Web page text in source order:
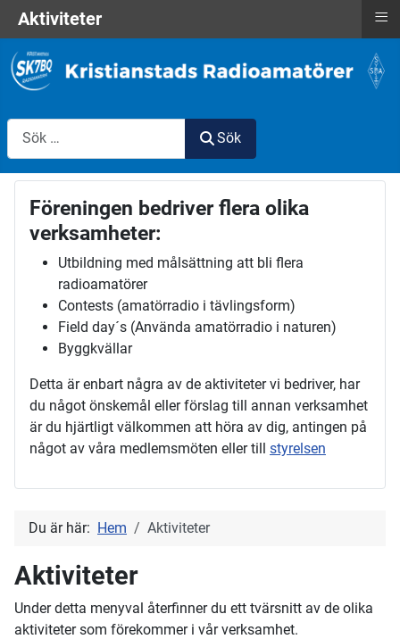
Sök
Sök
Föreningen bedriver flera olika
verksamheter:
Utbildning med målsättning att bli flera
radioamatörer
Contests (amatörradio i tävlingsform)
Field day´s (Använda amatörradio i naturen)
Byggkvällar
Detta är enbart några av de aktiviteter vi bedriver, har
du något önskemål eller förslag till annan verksamhet
är du hjärtligt välkommen att höra av dig, antingen på
något av våra medlemsmöten eller till styrelsen
Du är här: Hem Aktiviteter
Aktiviteter
Under detta menyval återfinner du ett tvärsnitt av de olika
aktiviteter som förekommer i vår verksamhet.
Aktiviteter ≡